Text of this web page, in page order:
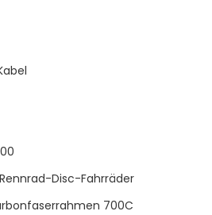
Disc-Fahrräder
700C